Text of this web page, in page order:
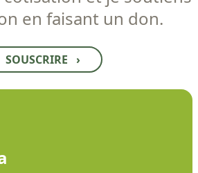
en faisant un don.
SOUSCRIRE ›